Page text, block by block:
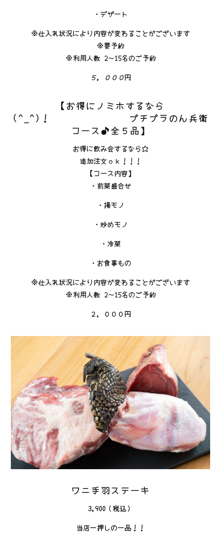
・デザート
※仕入れ状況により内容が変わることがございます
※要予約
※利用人数 2～15名のご予約
５，０００円
【お得にノミホするなら
(^_^)！ プチプラのん兵衛
コース♪全５品】
お得に飲み会するなら☆
追加注文ｏｋ！！！
【コース内容】
・前菜盛合せ
・揚モノ
・炒めモノ
・冷菜
・お食事もの
※仕入れ状況により内容が変わることがございます
※利用人数 2～15名のご予約
２，０００円
ワニ手羽ステーキ
3,900（税込）
当店一押しの一品！！